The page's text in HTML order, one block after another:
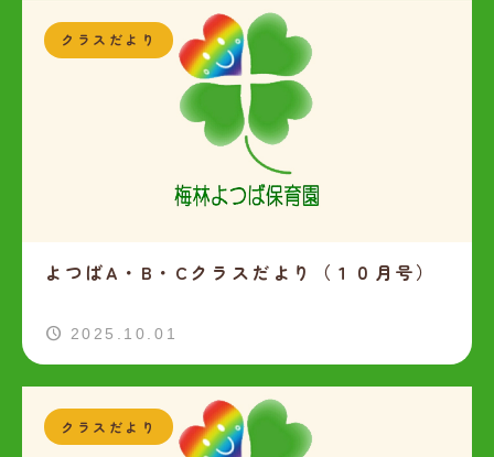
クラスだより
よつばA・B・Cクラスだより（１０月号）
2025.10.01
クラスだより